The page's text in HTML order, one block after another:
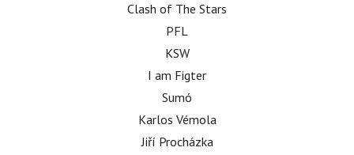
Clash of The Stars
PFL
KSW
I am Figter
Sumó
Karlos Vémola
Jiří Procházka